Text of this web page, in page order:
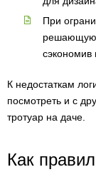
При
решающую
сэкономив
К недостаткам
посмотреть и с
тротуар на даче.
Как